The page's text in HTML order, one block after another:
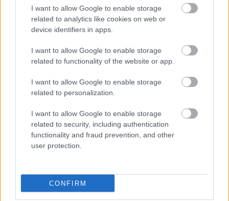
I want to allow Google to enable storage
related to analytics like cookies on web or
device identifiers in apps.
I want to allow Google to enable storage
related to functionality of the website or app.
I want to allow Google to enable storage
related to personalization.
I want to allow Google to enable storage
related to security, including authentication
functionality and fraud prevention, and other
user protection.
CONFIRM
A Remete lapja arra kér, hogy ne félj egy kis időt magadra
fordítani. A belső csend és a nyugalom segíthet tisztábban
látni a helyzeteket, és felkészülni az előtted álló
kihívásokra.
A kapcsolataidban ez az időszak a kölcsönös megértésről
év szerencse vár, ha kedvelés és a sok szerencsét beírása
után gördítesz lejjebb!
A tarot a Vízöntő számára a **Kardok Királya** lapját húzta.
Ez a kártya az éleslátást és az igazság kimondását